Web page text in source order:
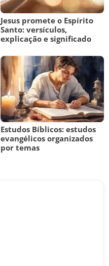
Jesus promete o Espírito
Santo: versículos,
explicação e significado
Estudos Bíblicos: estudos
evangélicos organizados
por temas